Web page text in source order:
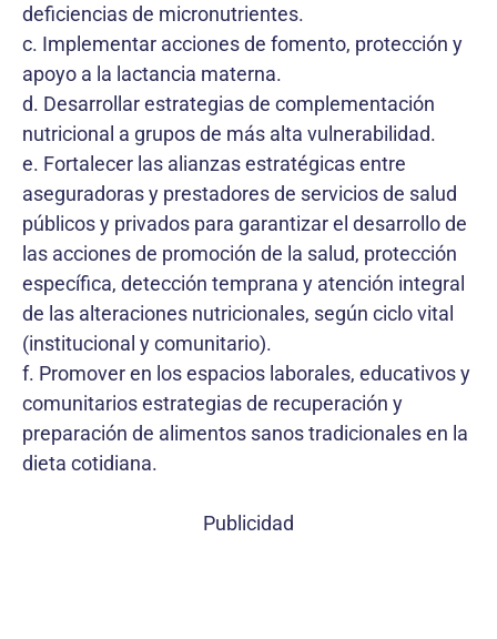
deficiencias de micronutrientes.
c. Implementar acciones de fomento, protección y
apoyo a la lactancia materna.
d. Desarrollar estrategias de complementación
nutricional a grupos de más alta vulnerabilidad.
e. Fortalecer las alianzas estratégicas entre
aseguradoras y prestadores de servicios de salud
públicos y privados para garantizar el desarrollo de
las acciones de promoción de la salud, protección
específica, detección temprana y atención integral
de las alteraciones nutricionales, según ciclo vital
(institucional y comunitario).
f. Promover en los espacios laborales, educativos y
comunitarios estrategias de recuperación y
preparación de alimentos sanos tradicionales en la
dieta cotidiana.
Publicidad